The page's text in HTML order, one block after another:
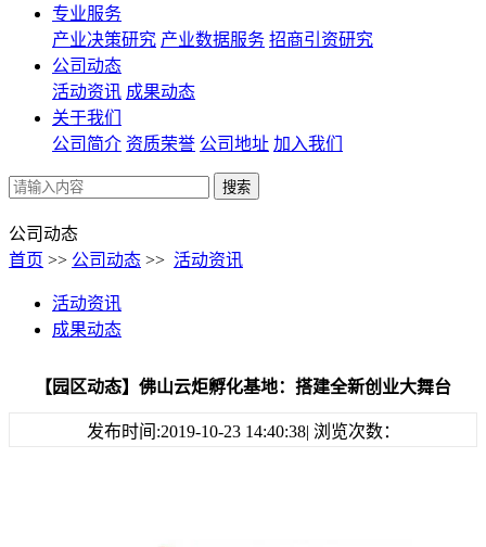
专业服务
产业决策研究 产业数据服务 招商引资研究
公司动态
活动资讯 成果动态
关于我们
公司简介 资质荣誉 公司地址 加入我们
公司动态
首页 >> 公司动态 >> 活动资讯
活动资讯
成果动态
【园区动态】佛山云炬孵化基地：搭建全新创业大舞台
发布时间:2019-10-23 14:40:38| 浏览次数：